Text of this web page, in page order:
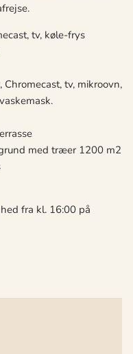
tv, køle-frys
tv, mikroovn,
med træer 1200 m2
fra kl. 16:00 på